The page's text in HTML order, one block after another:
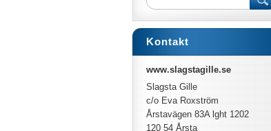
Kontakt
www.slagstagille.se
Slagsta Gille
c/o Eva Roxström
Årstavägen 83A lght 1202
120 54 Årsta